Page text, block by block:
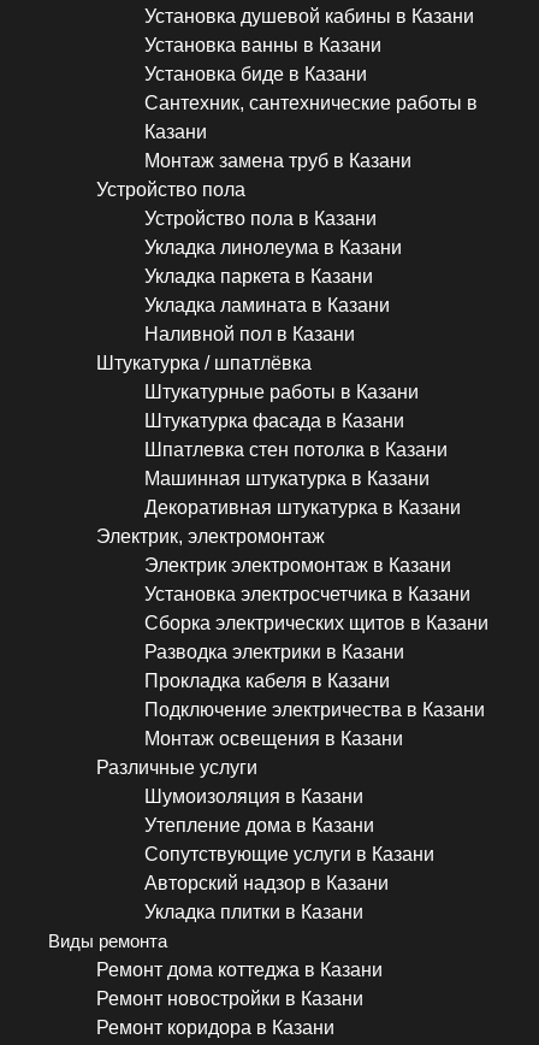
Установка душевой кабины в Казани
Установка ванны в Казани
Установка биде в Казани
Сантехник, сантехнические работы в
Казани
Монтаж замена труб в Казани
Устройство пола
Устройство пола в Казани
Укладка линолеума в Казани
Укладка паркета в Казани
Укладка ламината в Казани
Наливной пол в Казани
Штукатурка / шпатлёвка
Штукатурные работы в Казани
Штукатурка фасада в Казани
Шпатлевка стен потолка в Казани
Машинная штукатурка в Казани
Декоративная штукатурка в Казани
Электрик, электромонтаж
Электрик электромонтаж в Казани
Установка электросчетчика в Казани
Сборка электрических щитов в Казани
Разводка электрики в Казани
Прокладка кабеля в Казани
Подключение электричества в Казани
Монтаж освещения в Казани
Различные услуги
Шумоизоляция в Казани
Утепление дома в Казани
Сопутствующие услуги в Казани
Авторский надзор в Казани
Укладка плитки в Казани
Виды ремонта
Ремонт дома коттеджа в Казани
Ремонт новостройки в Казани
Ремонт коридора в Казани